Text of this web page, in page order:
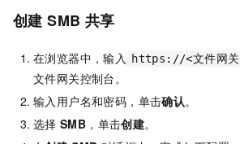
创建 SMB 共享
在浏览器中，输入 https://<文件网关
文件网关控制台。
输入用户名和密码，单击确认。
选择 SMB ，单击创建。